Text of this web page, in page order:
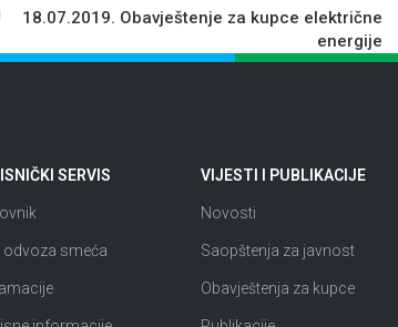
18.07.2019. Obavještenje za kupce električne
energije
SERVIS
odvoza smeća
VIJESTI I PUBLIKACIJE
Novosti
Saopštenja za javnost
Obavještenja za kupce